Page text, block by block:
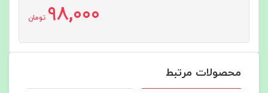
98,000 تومان
محصولات مرتبط